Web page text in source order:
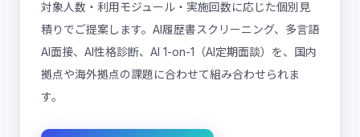
対象人数・利用モジュール・実施回数に応じた個別見
積りでご提案します。AI履歴書スクリーニング、多言語
AI面接、AI性格診断、AI 1-on-1（AI定期面談）を、国内
拠点や海外拠点の課題に合わせて組み合わせられま
す。